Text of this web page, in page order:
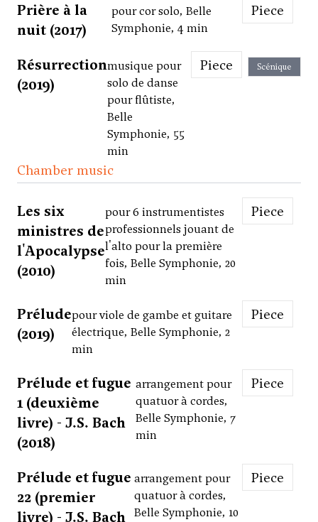
Prière à la
nuit (2017)
pour cor solo, Belle
Symphonie, 4 min
Piece
Résurrection
(2019)
musique pour
solo de danse
pour flûtiste,
Belle
Symphonie, 55
min
Piece Scénique
Chamber music
Les six
ministres de
l'Apocalypse
(2010)
pour 6 instrumentistes
professionnels jouant de
l'alto pour la première
fois, Belle Symphonie, 20
min
Piece
Prélude
(2019)
pour viole de gambe et guitare
électrique, Belle Symphonie, 2
min
Piece
Prélude et fugue
1 (deuxième
livre) - J.S. Bach
(2018)
arrangement pour
quatuor à cordes,
Belle Symphonie, 7
min
Piece
Prélude et fugue
22 (premier
livre) - J.S. Bach
arrangement pour
quatuor à cordes,
Belle Symphonie, 10
Piece